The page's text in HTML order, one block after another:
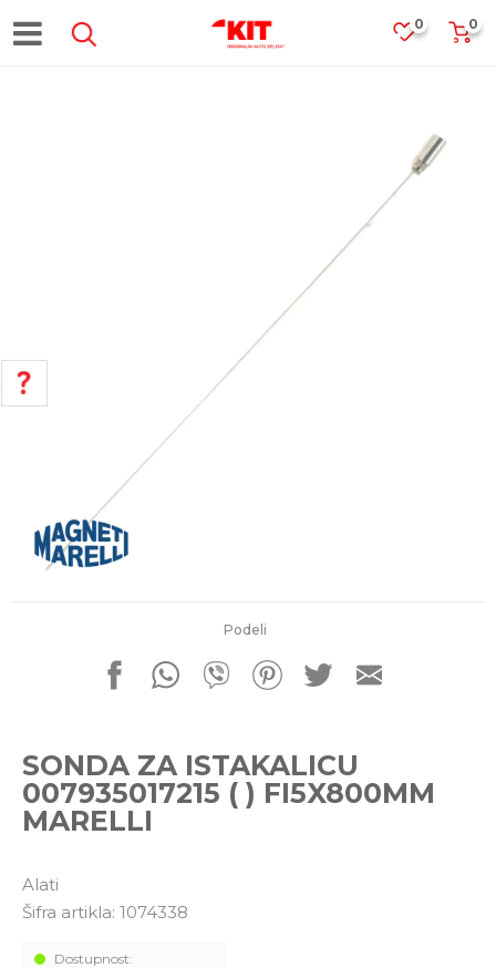
0
0
Podeli
SONDA ZA ISTAKALICU
007935017215 ( ) FI5X800MM
MARELLI
Alati
Šifra artikla: 1074338
Dostupnost:
POMOĆ PRI KUPOVINI
Za više informacija, pomoć i
porudžbine
011 4427900
Radno vreme
Pišite nam
office@kitcommerce.rs